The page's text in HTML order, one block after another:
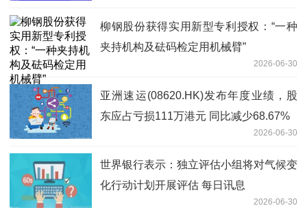
柳钢股份获得实用新型专利授权：“一种
夹持机构及砝码检定用机械臂”
2026-06-30
亚洲速运(08620.HK)发布年度业绩，股
东应占亏损111万港元 同比减少68.67%
2026-06-30
世界银行表示：独立评估小组将对气候变
化行动计划开展评估 每日讯息
2026-06-30